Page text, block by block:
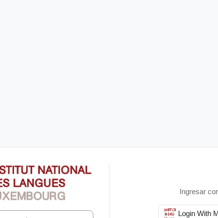
Entrar a Institut national des
Ingresar
Login With